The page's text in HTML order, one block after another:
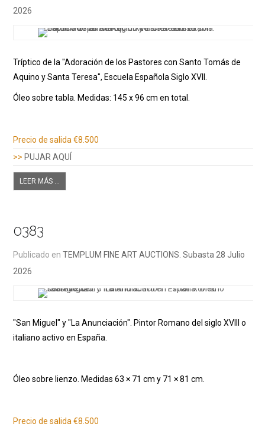
2026
Tríptico de la "Adoración de los Pastores con Santo Tomás de
Aquino y Santa Teresa", Escuela Española Siglo XVII.
Óleo sobre tabla. Medidas: 145 x 96 cm en total.
Precio de salida€8.500
>> PUJAR AQUÍ
LEER MÁS ...
0383
Publicado en TEMPLUM FINE ART AUCTIONS. Subasta 28 Julio
2026
"San Miguel" y "La Anunciación". Pintor Romano del siglo XVIII o
italiano activo en España.
Óleo sobre lienzo. Medidas 63 × 71 cm y 71 × 81 cm.
Precio de salida€8.500